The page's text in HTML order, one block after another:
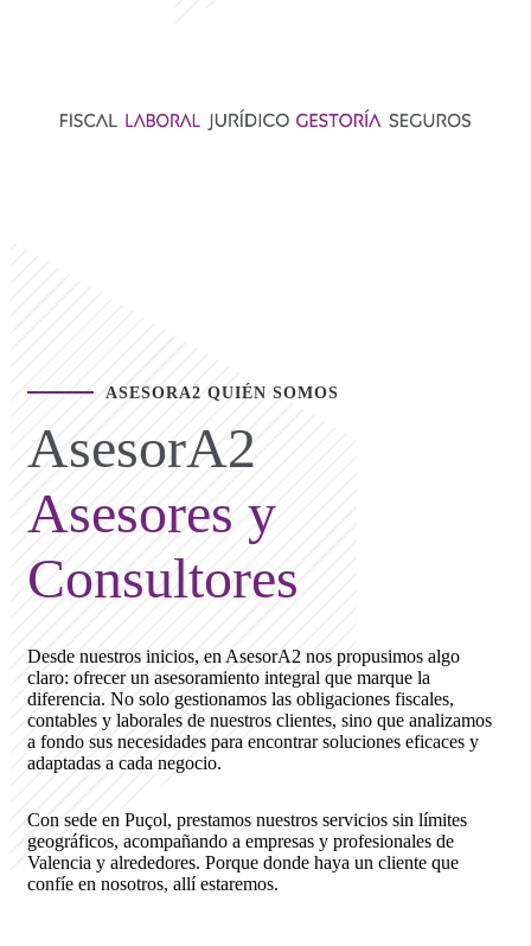
ASESORA2 QUIÉN SOMOS
AsesorA2
Asesores y
Consultores
Desde nuestros inicios, en AsesorA2 nos propusimos algo
claro: ofrecer un asesoramiento integral que marque la
diferencia. No solo gestionamos las obligaciones fiscales,
contables y laborales de nuestros clientes, sino que analizamos
a fondo sus necesidades para encontrar soluciones eficaces y
adaptadas a cada negocio.
Con sede en Puçol, prestamos nuestros servicios sin límites
geográficos, acompañando a empresas y profesionales de
Valencia y alrededores. Porque donde haya un cliente que
confíe en nosotros, allí estaremos.